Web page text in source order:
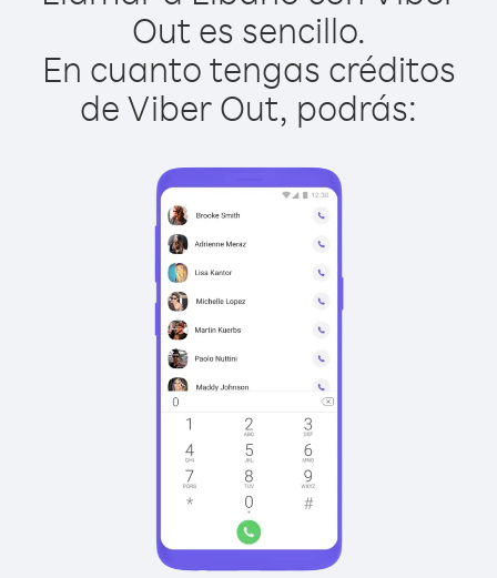
Out es sencillo.
En cuanto tengas créditos
de Viber Out, podrás: